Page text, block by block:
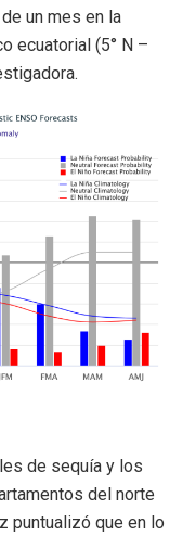
un mes en la
ecuatorial (5° N –
de sequía y los
del norte
puntualizó que en lo